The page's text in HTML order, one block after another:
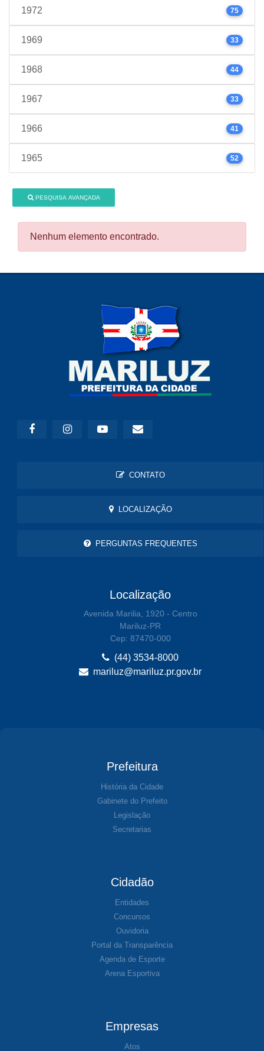
1972 75
1969 33
1968 44
1967 33
1966 41
1965 52
PESQUISA AVANÇADA
Nenhum elemento encontrado.
CONTATO
LOCALIZAÇÃO
PERGUNTAS FREQUENTES
Localização
Avenida Marilia, 1920 - Centro
Mariluz-PR
Cep: 87470-000
(44) 3534-8000
mariluz@mariluz.pr.gov.br
Prefeitura
História da Cidade
Gabinete do Prefeito
Legislação
Secretarias
Cidadão
Entidades
Concursos
Ouvidoria
Portal da Transparência
Agenda de Esporte
Arena Esportiva
Empresas
Atos